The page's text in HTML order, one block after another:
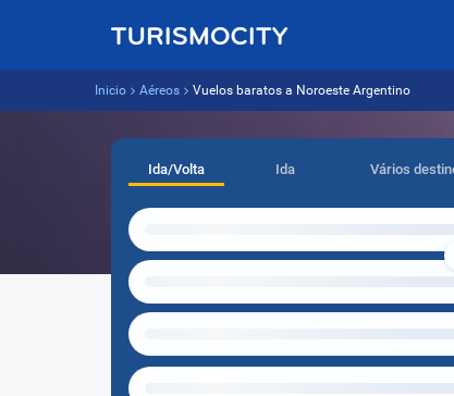
Inicio Aéreos Vuelos baratos a Noroeste Argentino
Ida/Volta Ida Vários